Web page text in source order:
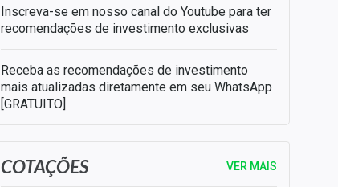
Inscreva-se em nosso canal do Youtube para ter
recomendações de investimento exclusivas
Receba as recomendações de investimento
mais atualizadas diretamente em seu WhatsApp
[GRATUITO]
COTAÇÕES VER MAIS